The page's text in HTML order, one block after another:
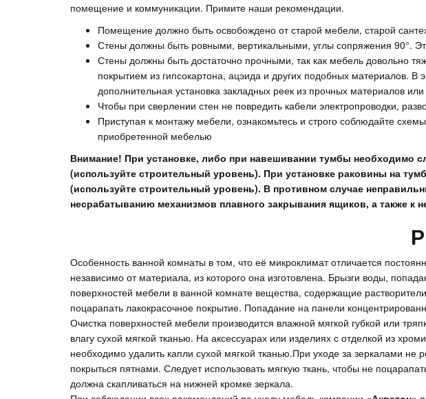
помещение и коммуникации. Примите наши рекомендации.
Помещение должно быть освобождено от старой мебели, старой
Стены должны быть ровными, вертикальными, углы сопряжения 90°.
Стены должны быть достаточно прочными, так как мебель довольно
покрытием из гипсокартона, ацэида и других подобных материалов. В
дополнительная установка закладных реек из прочных материалов
Чтобы при сверлении стен не повредить кабели электропроводки,
Приступая к монтажу мебели, ознакомьтесь и строго соблюдайте
приобретенной мебелью
Внимание! При установке, либо при навешивании тумбы необходимо
(используйте строительный уровень). При установке раковины на
(используйте строительный уровень). В противном случае
несрабатыванию механизмов плавного закрывания ящиков, а также к
Особенность ванной комнаты в том, что её микроклимат отличается
независимо от материала, из которого она изготовлена. Брызги воды,
поверхностей мебели в ванной комнате вещества, содержащие
поцарапать лакокрасочное покрытие. Попадание на панели
Очистка поверхностей мебели производится влажной мягкой губкой или
влагу сухой мягкой тканью. На аксессуарах или изделиях с отделкой из
необходимо удалить капли сухой мягкой тканью.При уходе за зеркалами не
покрыться пятнами. Следует использовать мягкую ткань, чтобы не
должна скапливаться на нижней кромке зеркала.